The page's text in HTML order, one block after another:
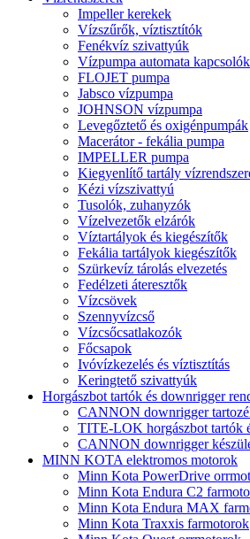
Impeller kerekek
Vízszűrők, víztisztítók
Fenékvíz szivattyúk
Vízpumpa automata kapcsolók
FLOJET pumpa
Jabsco vízpumpa
JOHNSON vízpumpa
Levegőztető és oxigénpumpák
Macerátor - fekália pumpa
IMPELLER pumpa
Kiegyenlítő tartály
Kézi vízszivattyú
Tusolók, zuhanyzók
Vízelvezetők elzárók
Víztartályok és kiegészítők
Fekália tartályok kiegészítők
Szürkevíz tárolás elvezetés
Fedélzeti áteresztők
Vízcsövek
Szennyvízcső
Vízcsőcsatlakozók
Főcsapok
Ivóvízkezelés és víztisztítás
Keringtető szivattyúk
Horgászbot tartók és downrigger
CANNON downrigger
TITE-LOK horgászbot tartók
CANNON downrigger
MINN KOTA elektromos motorok
Minn Kota PowerDrive
Minn Kota Endura C2
Minn Kota Endura MAX
Minn Kota Traxxis farmotorok